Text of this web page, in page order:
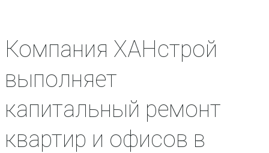
Компания ХАНстрой
выполняет
капитальный ремонт
квартир и офисов в